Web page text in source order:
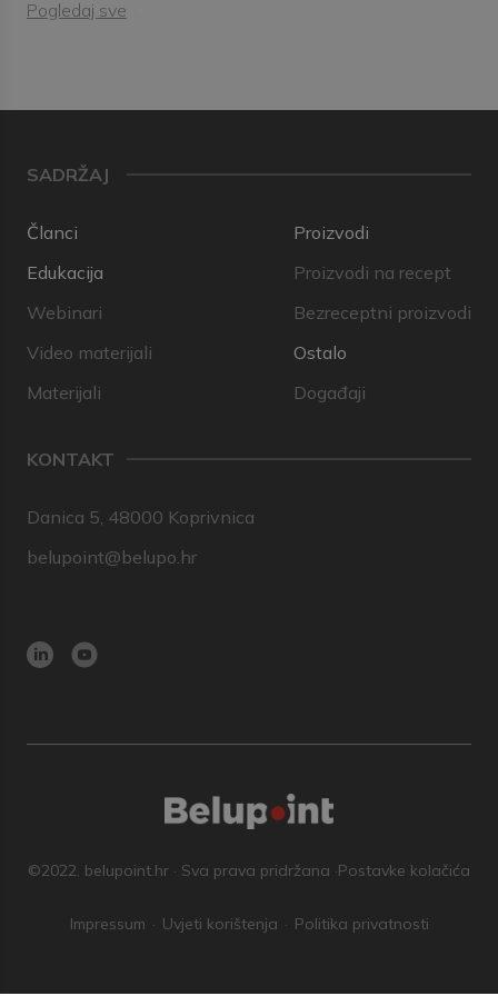
Pogledaj sve
SADRŽAJ
Članci
Edukacija
Webinari
Video materijali
Materijali
Proizvodi
Proizvodi na recept
Bezreceptni proizvodi
Ostalo
Događaji
KONTAKT
Danica 5, 48000 Koprivnica
belupoint@belupo.hr
©2022. belupoint.hr · Sva prava pridržana ·Postavke kolačića
Impressum Uvjeti korištenja Politika privatnosti